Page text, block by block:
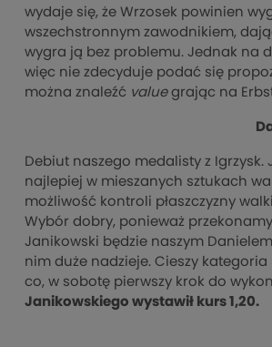
wydaje się, że Wrzosek powinien
wszechstronnym zawodnikiem,
wygra ją bez problemu. Jednak na
więc nie zdecyduje podać się
można znaleźć valuegrając na
Debiut naszego medalisty z Igrzysk.
najlepiej w mieszanych sztukach
możliwość kontroli płaszczyzny
Wybór dobry, ponieważ
Janikowski będzie naszym
nim duże nadzieje. Cieszy
co, w sobotę pierwszy krok do
Janikowskiego wystawił kurs 1,20.